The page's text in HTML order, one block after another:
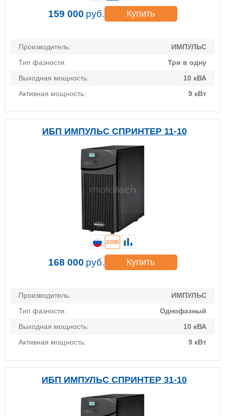
Производитель:
ИМПУЛЬС
Тип фазности:
Три в одну
Выходная мощность:
10 кВА
Активная мощность:
9 кВт
159 000 руб. Купить
ИБП ИМПУЛЬС СПРИНТЕР 11-10
Производитель:
ИМПУЛЬС
Тип фазности:
Однофазный
Выходная мощность:
10 кВА
Активная мощность:
9 кВт
220В
168 000 руб. Купить
ИБП ИМПУЛЬС СПРИНТЕР 31-10